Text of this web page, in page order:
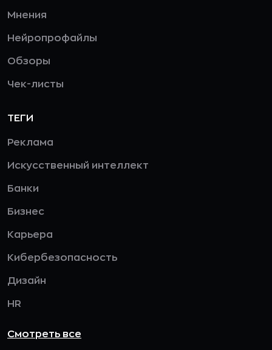
Мнения
Нейропрофайлы
Обзоры
Чек-листы
ТЕГИ
Реклама
Искусственный интеллект
Банки
Бизнес
Карьера
Кибербезопасность
Дизайн
HR
Смотреть все